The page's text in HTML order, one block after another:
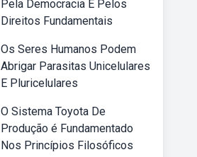
Pela Democracia E Pelos
Direitos Fundamentais
Os Seres Humanos Podem
Abrigar Parasitas Unicelulares
E Pluricelulares
O Sistema Toyota De
Produção é Fundamentado
Nos Princípios Filosóficos